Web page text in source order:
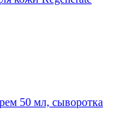
50 мл, сыворотка